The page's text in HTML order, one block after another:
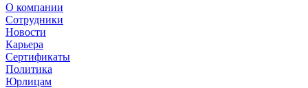
О компании
Сотрудники
Новости
Карьера
Сертификаты
Политика
Юрлицам